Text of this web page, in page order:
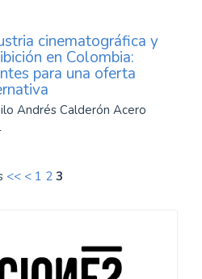
cinematográfica y
en Colombia:
para una oferta
Andrés Calderón Acero
<< < 1 2 3